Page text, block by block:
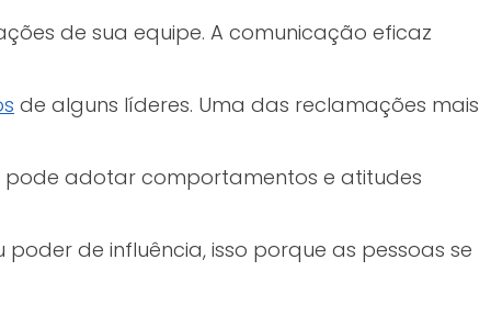
de sua equipe. A comunicação eficaz
de alguns líderes. Uma das reclamações mais
pode adotar comportamentos e atitudes
de influência, isso porque as pessoas se